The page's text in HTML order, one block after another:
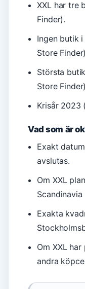
XXL har tre
Finder).
Ingen butik
Store
Största
Store
Krisår 2023
Vad som är
Exakt
avslutas.
Om XXL
Exakta
Om XXL
andra